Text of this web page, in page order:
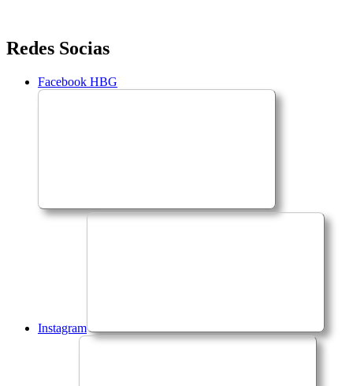
Saltar
para
conteúdo
Redes Socias
Facebook HBG
Instagram